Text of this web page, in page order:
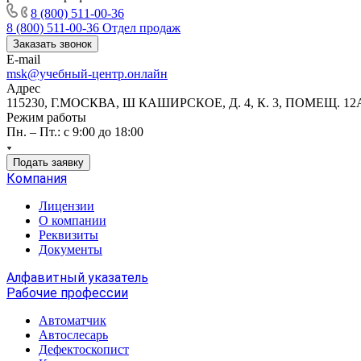
8 (800) 511-00-36
8 (800) 511-00-36 Отдел продаж
Заказать звонок
E-mail
msk@учебный-центр.онлайн
Адрес
115230, Г.МОСКВА, Ш КАШИРСКОЕ, Д. 4, К. 3, ПОМЕЩ.
Режим работы
Пн. – Пт.: с 9:00 до 18:00
Подать заявку
Компания
Лицензии
О компании
Реквизиты
Документы
Алфавитный указатель
Рабочие профессии
Автоматчик
Автослесарь
Дефектоскопист